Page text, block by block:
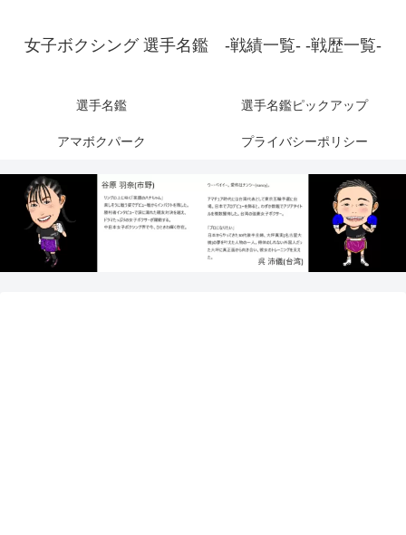
女子ボクシング 選手名鑑 -戦績一覧- -戦歴一覧-
選手名鑑 選手名鑑ピックアップ
アマボクパーク プライバシーポリシー